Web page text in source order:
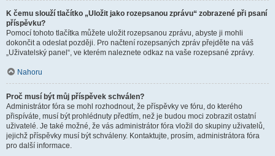
K čemu slouží tlačítko „Uložit jako rozepsanou zprávu“ zobrazené při psaní
příspěvku?
Pomocí tohoto tlačítka můžete uložit rozepsanou zprávu, abyste ji mohli
dokončit a odeslat později. Pro načtení rozepsaných zpráv přejděte na váš
„Uživatelský panel“, ve kterém naleznete odkaz na vaše rozepsané zprávy.
Nahoru
Proč musí být můj příspěvek schválen?
Administrátor fóra se mohl rozhodnout, že příspěvky ve fóru, do kterého
přispíváte, musí být prohlédnuty předtím, než je budou moci zobrazit ostatní
uživatelé. Je také možné, že vás administrátor fóra vložil do skupiny uživatelů,
jejichž příspěvky musí být schváleny. Kontaktujte, prosím, administrátora fóra
pro další informace.